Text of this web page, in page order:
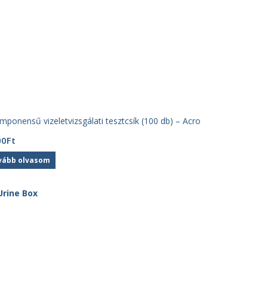
vizeletvizsgálati tesztcsík (100 db) – Acro
Ft
olvasom